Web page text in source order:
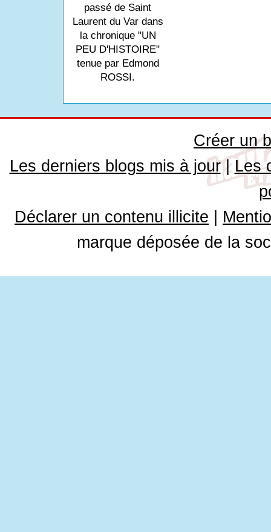
passé de Saint
Laurent du Var dans
la chronique "UN
PEU D'HISTOIRE"
tenue par Edmond
ROSSI.
Créer un
Les derniers blogs mis à jour| Les
Déclarer un contenu illicite
marque déposée de la